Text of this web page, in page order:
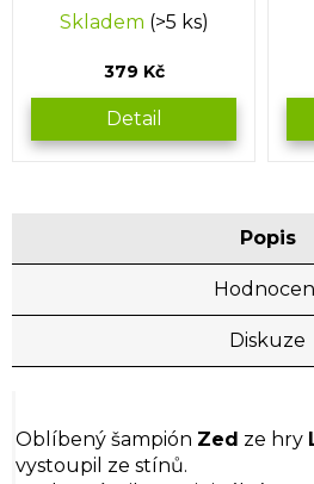
Skladem (>5 ks)
379 Kč
Detail
Popis
Diskuze
Oblíbený šampión Zed ze hry
vystoupil ze stínů.